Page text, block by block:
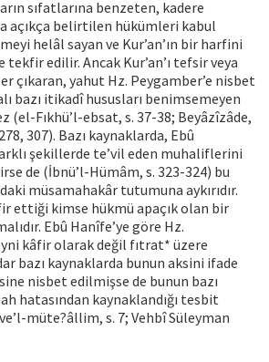
sıfatlarına benzeten, kadere
açıkça belirtilen hükümleri kabul
helâl sayan ve Kur’an’ın bir harfini
edilir. Ancak Kur’an’ı tefsir veya
çıkaran, yahut Hz. Peygamber’e nisbet
bazı itikadî hususları benimsemeyen
(el-Fıkhü’l-ebsat, s. 37-38; Beyâzîzâde,
307). Bazı kaynaklarda, Ebû
şekillerde te’vil eden muhaliflerini
de (İbnü’l-Hümâm, s. 323-324) bu
müsamahakâr tutumuna aykırıdır.
ettiği kimse hükmü apaçık olan bir
Ebû Hanîfe’ye göre Hz.
kâfir olarak değil fıtrat* üzere
bazı kaynaklarda bunun aksini ifade
nisbet edilmişse de bunun bazı
hatasından kaynaklandığı tesbit
müte?âllim, s. 7; Vehbî Süleyman